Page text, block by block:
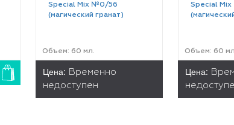
Special Mix №0/56
(магический гранат)
Объем: 60 мл.
Цена: Временно
недоступен
Special
Объем: 60
Цена: